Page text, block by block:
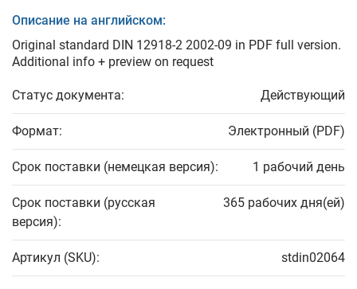
Описание на английском:
Original standard DIN 12918-2 2002-09 in PDF full version.
Additional info + preview on request
Статус документа: Действующий
Формат: Электронный (PDF)
Срок поставки (немецкая версия): 1 рабочий день
Срок поставки (русская
версия):
365 рабочих дня(ей)
Артикул (SKU): stdin02064